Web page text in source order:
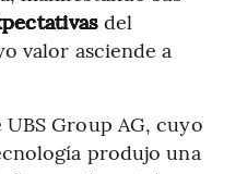
del
valor asciende a
Group AG, cuyo
produjo una